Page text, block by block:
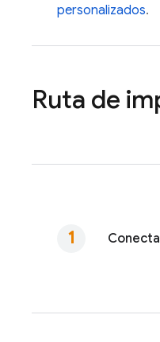
personalizados.
Ruta de